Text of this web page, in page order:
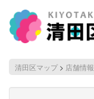
清田区マップ > 店舗情報